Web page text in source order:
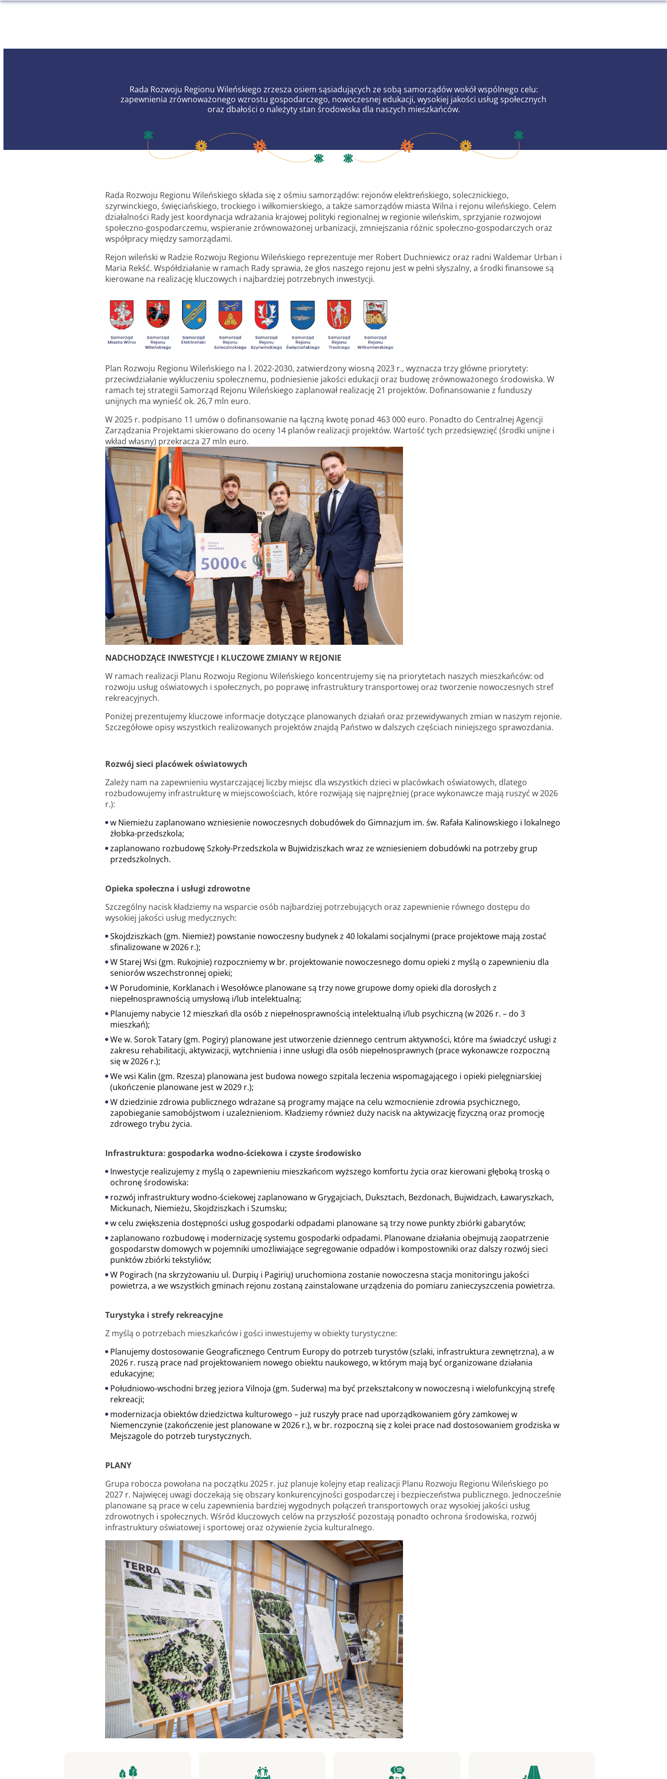
Rada Rozwoju Regionu Wileńskiego zrzesza osiem sąsiadujących ze sobą samorządów wokół wspólnego celu:
zapewnienia zrównoważonego wzrostu gospodarczego, nowoczesnej edukacji, wysokiej jakości usług społecznych
oraz dbałości o należyty stan środowiska dla naszych mieszkańców.
Rada Rozwoju Regionu Wileńskiego składa się z ośmiu samorządów: rejonów elektreńskiego, solecznickiego,
szyrwinckiego, święciańskiego, trockiego i wiłkomierskiego, a także samorządów miasta Wilna i rejonu wileńskiego. Celem
działalności Rady jest koordynacja wdrażania krajowej polityki regionalnej w regionie wileńskim, sprzyjanie rozwojowi
społeczno-gospodarczemu, wspieranie zrównoważonej urbanizacji, zmniejszania różnic społeczno-gospodarczych oraz
współpracy między samorządami.
Rejon wileński w Radzie Rozwoju Regionu Wileńskiego reprezentuje mer Robert Duchniewicz oraz radni Waldemar Urban i
Maria Rekść. Współdziałanie w ramach Rady sprawia, że głos naszego rejonu jest w pełni słyszalny, a środki finansowe są
kierowane na realizację kluczowych i najbardziej potrzebnych inwestycji.
Plan Rozwoju Regionu Wileńskiego na l. 2022-2030, zatwierdzony wiosną 2023 r., wyznacza trzy główne priorytety:
przeciwdziałanie wykluczeniu społecznemu, podniesienie jakości edukacji oraz budowę zrównoważonego środowiska. W
ramach tej strategii Samorząd Rejonu Wileńskiego zaplanował realizację 21 projektów. Dofinansowanie z funduszy
unijnych ma wynieść ok. 26,7 mln euro.
W 2025 r. podpisano 11 umów o dofinansowanie na łączną kwotę ponad 463 000 euro. Ponadto do Centralnej Agencji
Zarządzania Projektami skierowano do oceny 14 planów realizacji projektów. Wartość tych przedsięwzięć (środki unijne i
wkład własny) przekracza 27 mln euro.
NADCHODZĄCE INWESTYCJE I KLUCZOWE ZMIANY W REJONIE
W ramach realizacji Planu Rozwoju Regionu Wileńskiego koncentrujemy się na priorytetach naszych mieszkańców: od
rozwoju usług oświatowych i społecznych, po poprawę infrastruktury transportowej oraz tworzenie nowoczesnych stref
rekreacyjnych.
Poniżej prezentujemy kluczowe informacje dotyczące planowanych działań oraz przewidywanych zmian w naszym rejonie.
Szczegółowe opisy wszystkich realizowanych projektów znajdą Państwo w dalszych częściach niniejszego sprawozdania.
Rozwój sieci placówek oświatowych
Zależy nam na zapewnieniu wystarczającej liczby miejsc dla wszystkich dzieci w placówkach oświatowych, dlatego
rozbudowujemy infrastrukturę w miejscowościach, które rozwijają się najprężniej (prace wykonawcze mają ruszyć w 2026
r.):
w Niemieżu zaplanowano wzniesienie nowoczesnych dobudówek do Gimnazjum im. św. Rafała Kalinowskiego i lokalnego
żłobka-przedszkola;
zaplanowano rozbudowę Szkoły-Przedszkola w Bujwidziszkach wraz ze wzniesieniem dobudówki na potrzeby grup
przedszkolnych.
Opieka społeczna i usługi zdrowotne
Szczególny nacisk kładziemy na wsparcie osób najbardziej potrzebujących oraz zapewnienie równego dostępu do
wysokiej jakości usług medycznych:
Skojdziszkach (gm. Niemież) powstanie nowoczesny budynek z 40 lokalami socjalnymi (prace projektowe mają zostać
sfinalizowane w 2026 r.);
W Starej Wsi (gm. Rukojnie) rozpoczniemy w br. projektowanie nowoczesnego domu opieki z myślą o zapewnieniu dla
seniorów wszechstronnej opieki;
W Porudominie, Korklanach i Wesołówce planowane są trzy nowe grupowe domy opieki dla dorosłych z
niepełnosprawnością umysłową i/lub intelektualną;
Planujemy nabycie 12 mieszkań dla osób z niepełnosprawnością intelektualną i/lub psychiczną (w 2026 r. – do 3
mieszkań);
We w. Sorok Tatary (gm. Pogiry) planowane jest utworzenie dziennego centrum aktywności, które ma świadczyć usługi z
zakresu rehabilitacji, aktywizacji, wytchnienia i inne usługi dla osób niepełnosprawnych (prace wykonawcze rozpoczną
się w 2026 r.);
We wsi Kalin (gm. Rzesza) planowana jest budowa nowego szpitala leczenia wspomagającego i opieki pielęgniarskiej
(ukończenie planowane jest w 2029 r.);
W dziedzinie zdrowia publicznego wdrażane są programy mające na celu wzmocnienie zdrowia psychicznego,
zapobieganie samobójstwom i uzależnieniom. Kładziemy również duży nacisk na aktywizację fizyczną oraz promocję
zdrowego trybu życia.
Infrastruktura: gospodarka wodno-ściekowa i czyste środowisko
Inwestycje realizujemy z myślą o zapewnieniu mieszkańcom wyższego komfortu życia oraz kierowani głęboką troską o
ochronę środowiska:
rozwój infrastruktury wodno-ściekowej zaplanowano w Grygajciach, Duksztach, Bezdonach, Bujwidzach, Ławaryszkach,
Mickunach, Niemieżu, Skojdziszkach i Szumsku;
w celu zwiększenia dostępności usług gospodarki odpadami planowane są trzy nowe punkty zbiórki gabarytów;
zaplanowano rozbudowę i modernizację systemu gospodarki odpadami. Planowane działania obejmują zaopatrzenie
gospodarstw domowych w pojemniki umożliwiające segregowanie odpadów i kompostowniki oraz dalszy rozwój sieci
punktów zbiórki tekstyliów;
W Pogirach (na skrzyżowaniu ul. Durpių i Pagirių) uruchomiona zostanie nowoczesna stacja monitoringu jakości
powietrza, a we wszystkich gminach rejonu zostaną zainstalowane urządzenia do pomiaru zanieczyszczenia powietrza.
Turystyka i strefy rekreacyjne
Z myślą o potrzebach mieszkańców i gości inwestujemy w obiekty turystyczne:
Planujemy dostosowanie Geograficznego Centrum Europy do potrzeb turystów (szlaki, infrastruktura zewnętrzna), a w
2026 r. ruszą prace nad projektowaniem nowego obiektu naukowego, w którym mają być organizowane działania
edukacyjne;
Południowo-wschodni brzeg jeziora Vilnoja (gm. Suderwa) ma być przekształcony w nowoczesną i wielofunkcyjną strefę
rekreacji;
modernizacja obiektów dziedzictwa kulturowego – już ruszyły prace nad uporządkowaniem góry zamkowej w
Niemenczynie (zakończenie jest planowane w 2026 r.), w br. rozpoczną się z kolei prace nad dostosowaniem grodziska w
Mejszagole do potrzeb turystycznych.
PLANY
Grupa robocza powołana na początku 2025 r. już planuje kolejny etap realizacji Planu Rozwoju Regionu Wileńskiego po
2027 r. Najwięcej uwagi doczekają się obszary konkurencyjności gospodarczej i bezpieczeństwa publicznego. Jednocześnie
planowane są prace w celu zapewnienia bardziej wygodnych połączeń transportowych oraz wysokiej jakości usług
zdrowotnych i społecznych. Wśród kluczowych celów na przyszłość pozostają ponadto ochrona środowiska, rozwój
infrastruktury oświatowej i sportowej oraz ożywienie życia kulturalnego.